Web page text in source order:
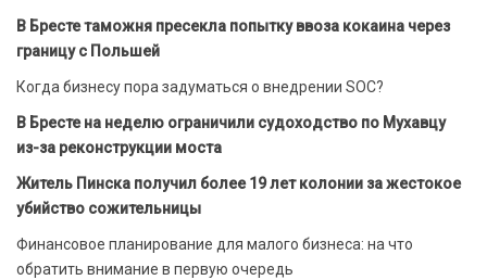
В Бресте таможня пресекла попытку ввоза кокаина через
границу с Польшей
Когда бизнесу пора задуматься о внедрении SOC?
В Бресте на неделю ограничили судоходство по Мухавцу
из-за реконструкции моста
Житель Пинска получил более 19 лет колонии за жестокое
убийство сожительницы
Финансовое планирование для малого бизнеса: на что
обратить внимание в первую очередь